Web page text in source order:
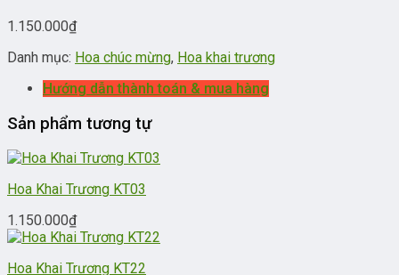
1.150.000₫
Danh mục: Hoa chúc mừng, Hoa khai trương
Hướng dẫn thành toán & mua hàng
Sản phẩm tương tự
Hoa Khai Trương KT03
1.150.000₫
Hoa Khai Trương KT22